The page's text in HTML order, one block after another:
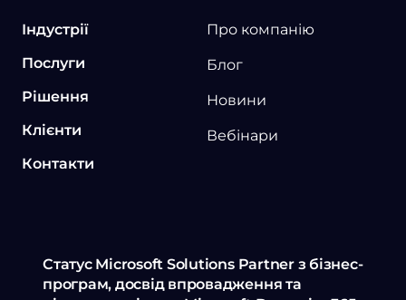
Індустрії
Послуги
Рішення
Клієнти
Контакти
Про компанію
Блог
Новини
Вебінари
Статус Microsoft Solutions Partner з бізнес-
програм, досвід впровадження та